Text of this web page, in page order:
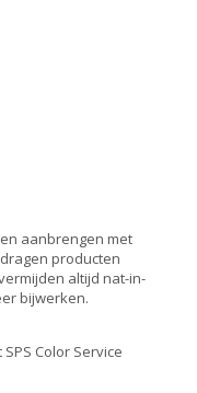
aanbrengen met
producten
altijd nat-in-
bijwerken.
Color Service